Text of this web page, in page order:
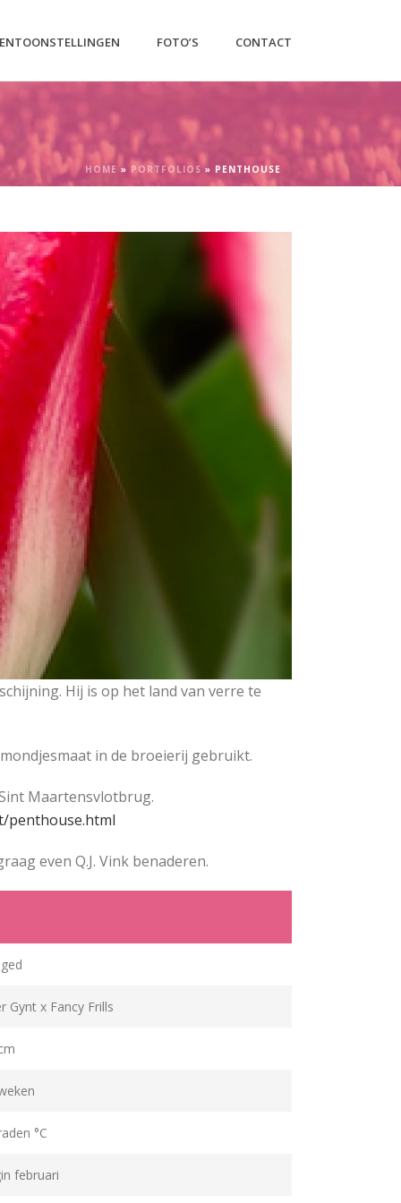
FOTO’S CONTACT
HOME » PORTFOLIOS» PENTHOUSE
Hij is op het land van verre te
in de broeierij gebruikt.
Maartensvlotbrug.
penthouse.html
even Q.J. Vink benaderen.
Gynt x Fancy Frills
°C
februari